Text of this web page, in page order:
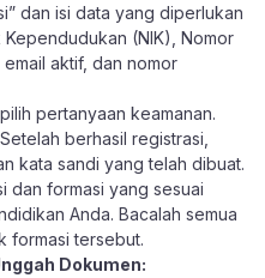
dan isi data yang diperlukan
(NIK), Nomor
aktif, dan nomor
pertanyaan keamanan.
Setelah berhasil registrasi,
kata sandi yang telah dibuat.
dan formasi yang sesuai
Anda. Bacalah semua
formasi tersebut.
Dokumen: